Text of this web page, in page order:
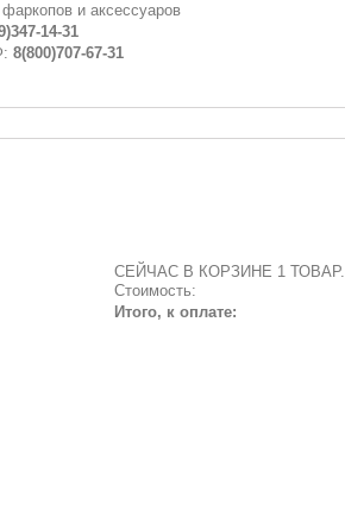
и аксессуаров
14-31
8(800)707-67-31
СЕЙЧАС В КОРЗИНЕ 1 ТОВАР.
Стоимость:
Итого, к оплате: